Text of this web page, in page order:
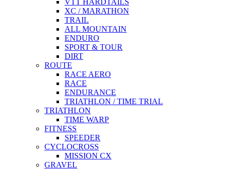
VTT HARDTAILS
XC / MARATHON
TRAIL
ALL MOUNTAIN
ENDURO
SPORT & TOUR
DIRT
ROUTE
RACE AERO
RACE
ENDURANCE
TRIATHLON / TIME TRIAL
TRIATHLON
TIME WARP
FITNESS
SPEEDER
CYCLOCROSS
MISSION CX
GRAVEL